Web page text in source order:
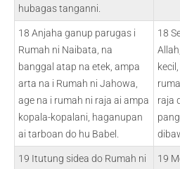
hubagas tanganni.
18 Anjaha ganup parugas i
Rumah ni Naibata, na
banggal atap na etek, ampa
arta na i Rumah ni Jahowa,
age na i rumah ni raja ai ampa
kopala-kopalani, haganupan
ai tarboan do hu Babel.
18
raja
19 Itutung sidea do Rumah ni
19